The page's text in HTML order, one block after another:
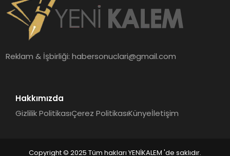
Reklam & İşbirliği:habersonuclari@gmail.com
Hakkımızda
Gizlilik PolitikasıÇerez PolitikasıKünyeİletişim
Copyright © 2025 Tüm hakları YENİKALEM 'de saklıdır.